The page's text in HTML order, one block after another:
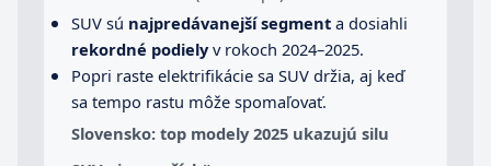
SUV sú najpredávanejší segment a dosiahli
rekordné podielyv rokoch 2024–2025.
Popri raste elektrifikácie sa SUV držia, aj keď
sa tempo rastu môže spomaľovať.
Slovensko: top modely 2025 ukazujú silu